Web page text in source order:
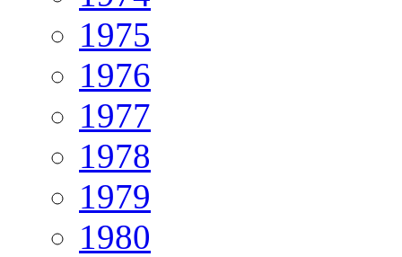
1975
1976
1977
1978
1979
1980